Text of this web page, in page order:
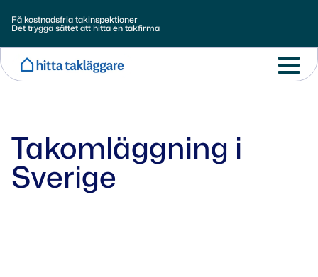
Få kostnadsfria takinspektioner
Det trygga sättet att hitta en takfirma
Takomläggning i
Sverige